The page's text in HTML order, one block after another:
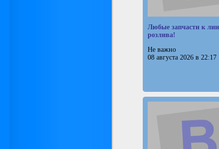
Любые запчасти к
розлива!
Не важно
08 августа 2026 в 22:17